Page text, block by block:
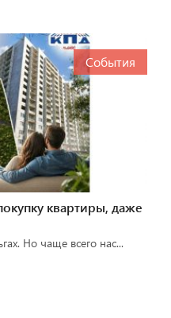
События
квартиры, даже
Но чаще всего нас...